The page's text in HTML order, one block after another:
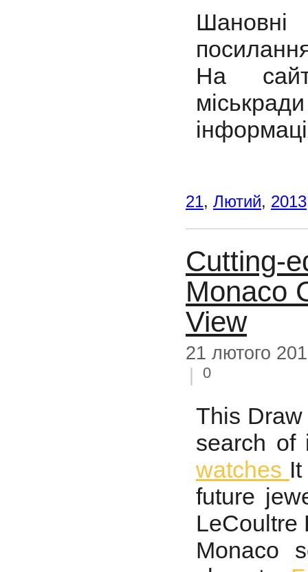
Шановні
На
21, Лютий, 2013
Cutting-
Monaco
View
21 лютого
0
This
search of
watches
future
LeCoultre
Monaco